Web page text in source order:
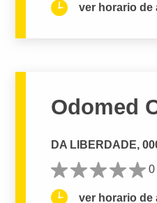
ver horario de
Odomed
DA LIBERDADE,
0
ver horario de